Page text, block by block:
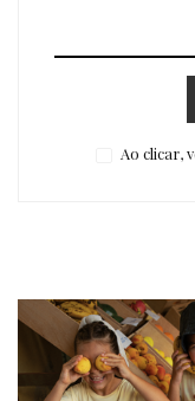
Ao clicar,